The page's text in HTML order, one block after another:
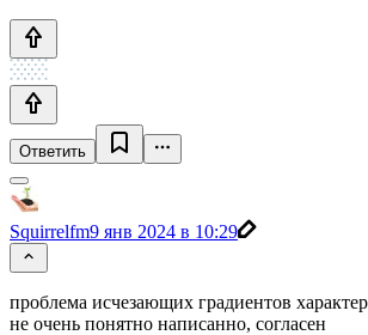
Ответить
Squirrelfm9 янв 2024 в 10:29
проблема исчезающих градиентов
не очень понятно написанно, согласен